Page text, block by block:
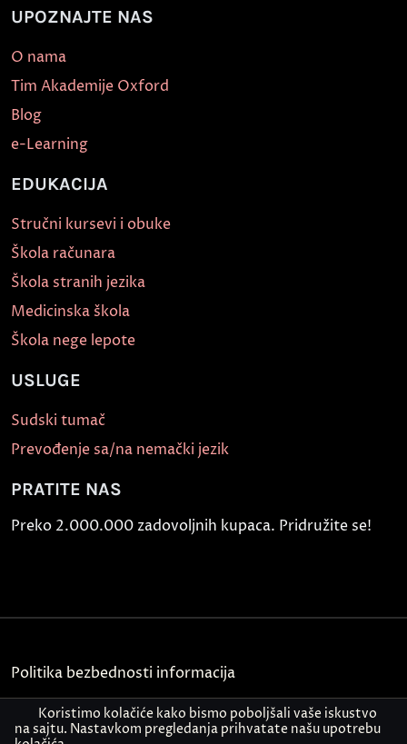
UPOZNAJTE NAS
O nama
Tim Akademije Oxford
Blog
e-Learning
EDUKACIJA
Stručni kursevi i obuke
Škola računara
Škola stranih jezika
Medicinska škola
Škola nege lepote
USLUGE
Sudski tumač
Prevođenje sa/na nemački jezik
PRATITE NAS
Preko 2.000.000 zadovoljnih kupaca. Pridružite se!
Politika bezbednosti informacija
Kontakt
Koristimo kolačiće kako bismo poboljšali vaše iskustvo
na sajtu. Nastavkom pregledanja prihvatate našu upotrebu